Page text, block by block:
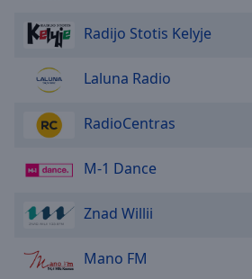
Radijo Stotis Kelyje
Laluna Radio
RadioCentras
M-1 Dance
Znad Willii
Mano FM